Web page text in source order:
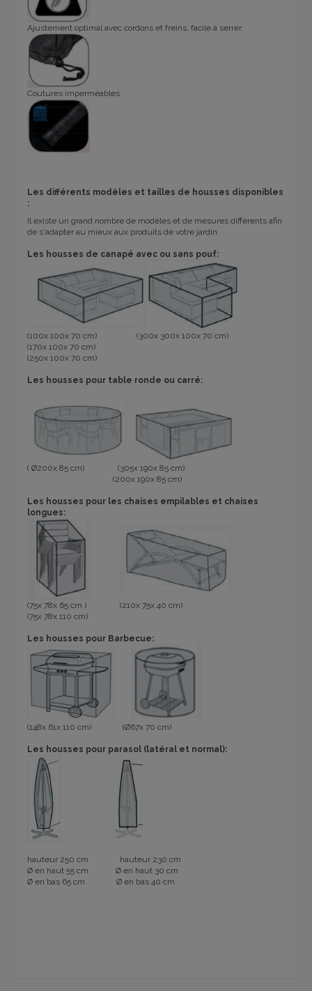
Ajustement optimal avec cordons et freins, facile à serrer.
Coutures imperméables.
Les différents modèles et tailles de housses disponibles
:
Il existe un grand nombre de modèles et de mesures différents afin
de s'adapter au mieux aux produits de votre jardin.
Les housses de canapé avec ou sans pouf:
(100x 100x 70 cm) (300x 300x 100x 70 cm)
(170x 100x 70 cm)
(250x 100x 70 cm)
Les housses pour table ronde ou carré:
( Ø200x 85 cm) (305x 190x 85 cm)
(200x 190x 85 cm)
Les housses pour les chaises empilables et chaises
longues:
(75x 78x 65 cm ) (210x 75x 40 cm)
(75x 78x 110 cm)
Les housses pour Barbecue:
(148x 61x 110 cm) (Ø67x 70 cm)
Les housses pour parasol (latéral et normal):
hauteur 250 cm hauteur 230 cm
Ø en haut 55 cm Ø en haut 30 cm
Ø en bas 65 cm Ø en bas 40 cm